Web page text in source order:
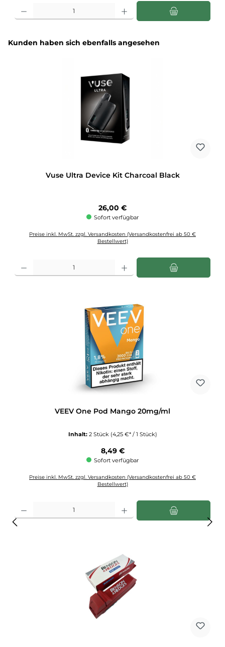
Produkt Anzahl: Gib den gewünschten Wert ein oder benutze die Schaltflächen
Produktgalerie überspringen
Kunden haben sich ebenfalls angesehen
Vuse Ultra Device Kit Charcoal Black
Regulärer Preis:
26,00 €
Sofort verfügbar
Preise inkl. MwSt. zzgl. Versandkosten (Versandkostenfrei ab 50 €
Bestellwert)
Produkt Anzahl: Gib den gewünschten Wert ein oder benutze die Schaltflächen
VEEV One Pod Mango 20mg/ml
Inhalt: 2 Stück (4,25 €* / 1 Stück)
Regulärer Preis:
8,49 €
Sofort verfügbar
Preise inkl. MwSt. zzgl. Versandkosten (Versandkostenfrei ab 50 €
Bestellwert)
Produkt Anzahl: Gib den gewünschten Wert ein oder benutze die Schaltflächen